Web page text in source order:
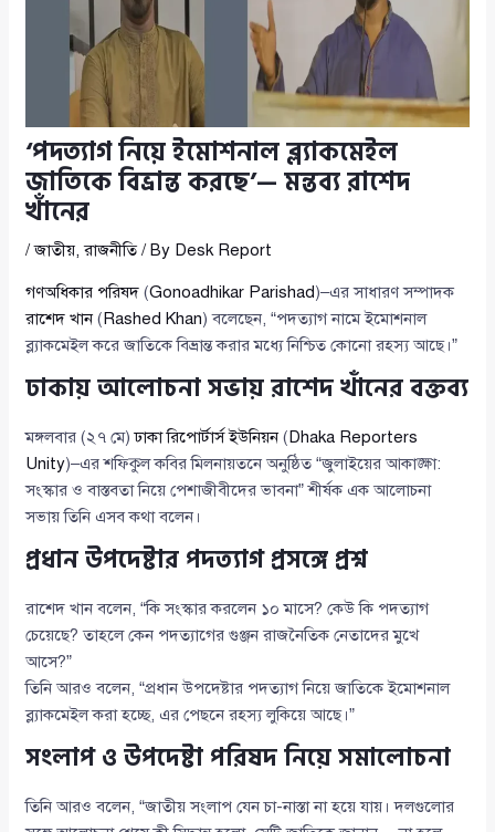
‘পদত্যাগ নিয়ে ইমোশনাল ব্ল্যাকমেইল
জাতিকে বিভ্রান্ত করছে’— মন্তব্য রাশেদ
খাঁনের
/জাতীয়,রাজনীতি/ By Desk Report
গণঅধিকার পরিষদ (Gonoadhikar Parishad)–এর সাধারণ সম্পাদক
রাশেদ খান( Rashed Khan) বলেছেন, “পদত্যাগ নামে ইমোশনাল
ব্ল্যাকমেইল করে জাতিকে বিভ্রান্ত করার মধ্যে নিশ্চিত কোনো রহস্য আছে।”
ঢাকায় আলোচনা সভায় রাশেদ খাঁনের বক্তব্য
মঙ্গলবার (২৭ মে)ঢাকা রিপোর্টার্স ইউনিয়ন( Dhaka Reporters
Unity)–এর শফিকুল কবির মিলনায়তনে অনুষ্ঠিত “জুলাইয়ের আকাঙ্ক্ষা:
সংস্কার ও বাস্তবতা নিয়ে পেশাজীবীদের ভাবনা” শীর্ষক এক আলোচনা
সভায় তিনি এসব কথা বলেন।
প্রধান উপদেষ্টার পদত্যাগ প্রসঙ্গে প্রশ্ন
রাশেদ খান বলেন, “কি সংস্কার করলেন ১০ মাসে? কেউ কি পদত্যাগ
চেয়েছে? তাহলে কেন পদত্যাগের গুঞ্জন রাজনৈতিক নেতাদের মুখে
আসে?”
তিনি আরও বলেন, “প্রধান উপদেষ্টার পদত্যাগ নিয়ে জাতিকে ইমোশনাল
ব্ল্যাকমেইল করা হচ্ছে, এর পেছনে রহস্য লুকিয়ে আছে।”
সংলাপ ও উপদেষ্টা পরিষদ নিয়ে সমালোচনা
তিনি আরও বলেন, “জাতীয় সংলাপ যেন চা-নাস্তা না হয়ে যায়। দলগুলোর